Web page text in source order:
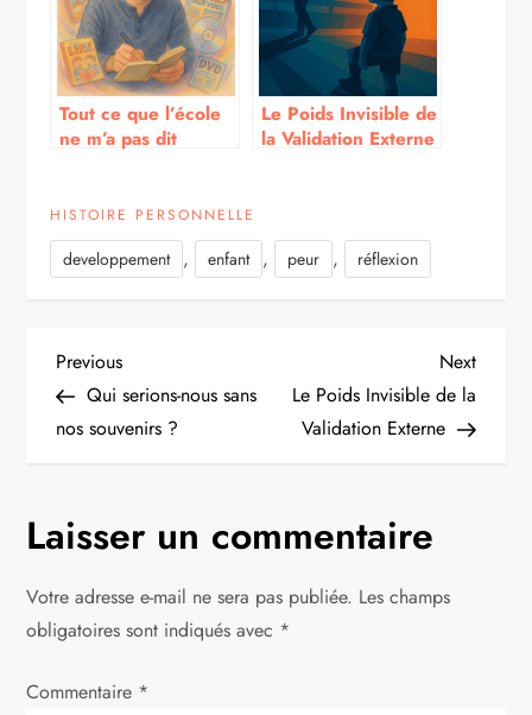
Tout ce que l’école
ne m’a pas dit
Le Poids Invisible de
la Validation Externe
HISTOIRE PERSONNELLE
developpement , enfant , peur , réflexion
Navigation
de
Previous
Post
Previous
Qui serions-nous sans
nos souvenirs ?
Next
Post
Next
Le Poids Invisible de la
Validation Externe
Laisser un commentaire
Votre adresse e-mail ne sera pas publiée. Les champs
obligatoires sont indiqués avec *
Commentaire *